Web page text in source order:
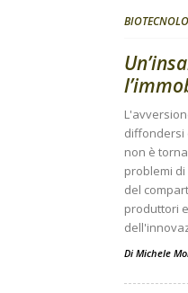
diffondersi
non è
problemi
del
produttori
Di Michele